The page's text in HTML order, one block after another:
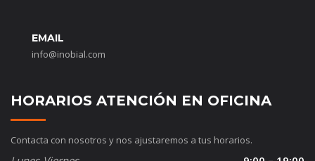
EMAIL
info@inobial.com
HORARIOS ATENCIÓN EN OFICINA
Contacta con nosotros y nos ajustaremos a tus horarios.